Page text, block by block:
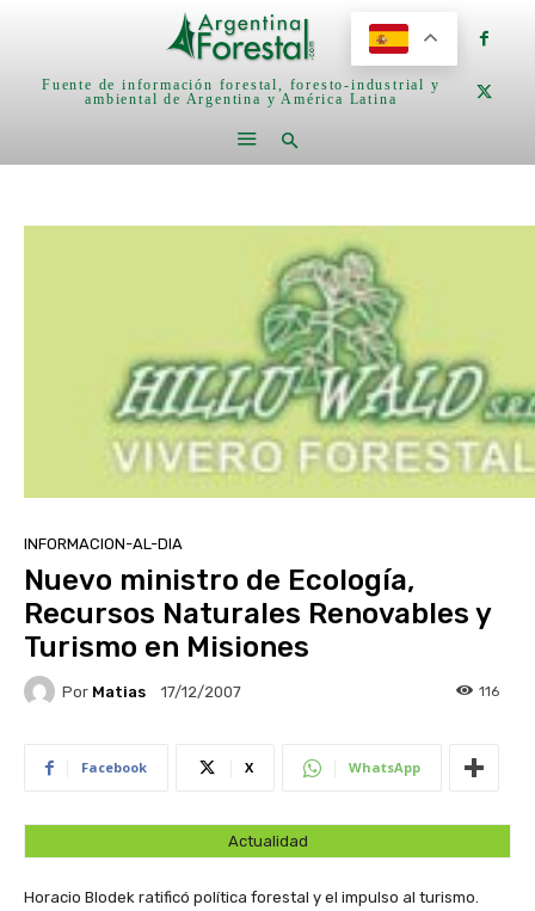
Fuente de información forestal, foresto-industrial y
ambiental de Argentina y América Latina
INFORMACION-AL-DIA
Nuevo ministro de Ecología,
Recursos Naturales Renovables y
Turismo en Misiones
Por Matias 17/12/2007 116
Facebook X WhatsApp
Actualidad
Horacio Blodek ratificó política forestal y el impulso al turismo.